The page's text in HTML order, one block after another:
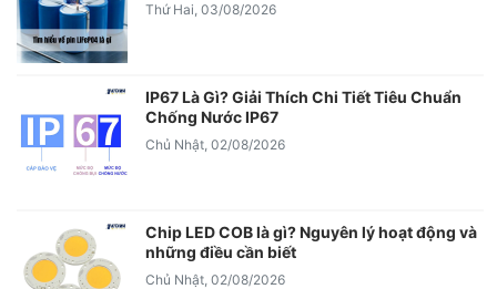
Thứ Hai, 03/08/2026
IP67 Là Gì? Giải Thích Chi Tiết Tiêu Chuẩn
Chống Nước IP67
Chủ Nhật, 02/08/2026
Chip LED COB là gì? Nguyên lý hoạt động và
những điều cần biết
Chủ Nhật, 02/08/2026